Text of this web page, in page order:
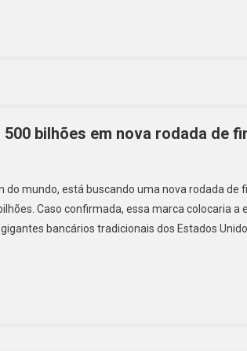
bilhões em nova rodada de
do mundo, está buscando uma nova rodada de
Caso confirmada, essa marca colocaria a
bancários tradicionais dos Estados